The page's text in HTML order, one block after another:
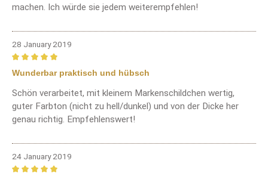
machen. Ich würde sie jedem weiterempfehlen!
28 January 2019
Review with rating of 5 out of 5 stars
Wunderbar praktisch und hübsch
Schön verarbeitet, mit kleinem Markenschildchen wertig,
guter Farbton (nicht zu hell/dunkel) und von der Dicke her
genau richtig. Empfehlenswert!
24 January 2019